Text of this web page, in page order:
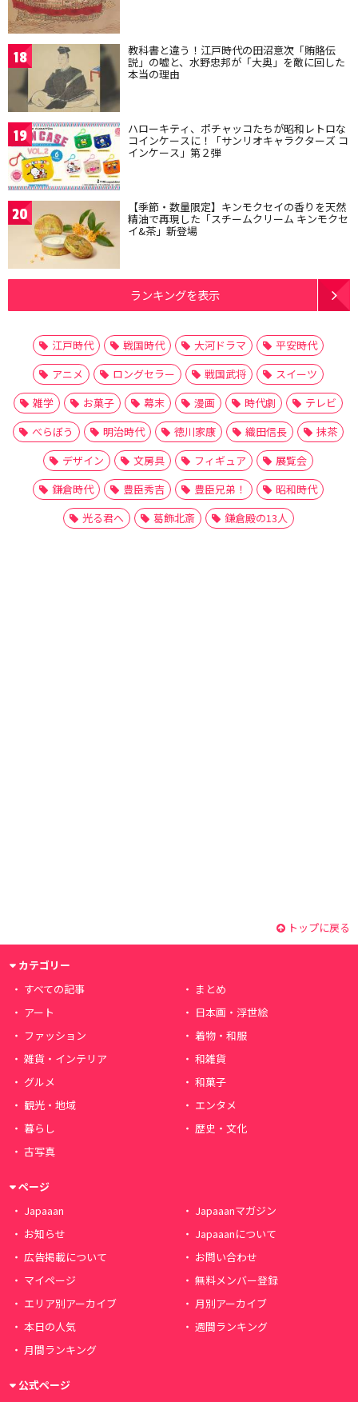
18 教科書と違う！江戸時代の田沼意次「賄賂伝
説」の嘘と、水野忠邦が「大奥」を敵に回した
本当の理由
19 ハローキティ、ポチャッコたちが昭和レトロな
コインケースに！「サンリオキャラクターズ コ
インケース」第２弾
20 【季節・数量限定】キンモクセイの香りを天然
精油で再現した「スチームクリーム キンモクセ
イ&茶」新登場
ランキングを表示
江戸時代 戦国時代 大河ドラマ
平安時代
アニメ
ロングセラー 戦国武将
スイーツ
雑学
お菓子 幕末 漫画 時代劇
テレビ
べらぼう
明治時代 徳川家康 織田信長
抹茶
デザイン
文房具 フィギュア
展覧会
鎌倉時代
豊臣秀吉 豊臣兄弟！
昭和時代
光る君へ
葛飾北斎 鎌倉殿の13人
トップに戻る
カテゴリー
すべての記事
まとめ
アート
日本画・浮世絵
ファッション
着物・和服
雑貨・インテリア
和雑貨
グルメ
和菓子
観光・地域
エンタメ
暮らし
歴史・文化
古写真
ページ
Japaaan
Japaaanマガジン
お知らせ
Japaaanについて
広告掲載について
お問い合わせ
マイページ
無料メンバー登録
エリア別アーカイブ
月別アーカイブ
本日の人気
週間ランキング
月間ランキング
公式ページ